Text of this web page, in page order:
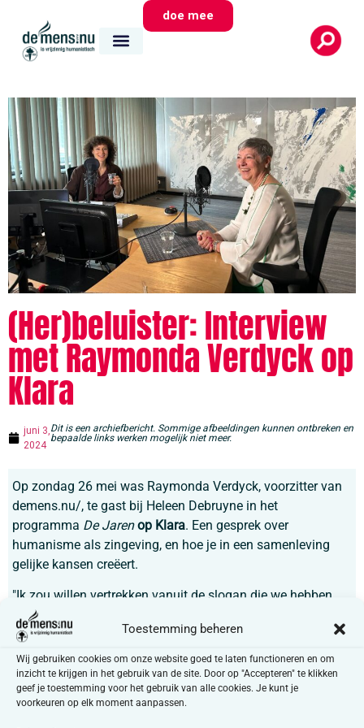
Toestemming beheren
Wij gebruiken cookies om onze website goed te laten functioneren en om
inzicht te krijgen in het gebruik van de site. Door op "Accepteren" te klikken
geef je toestemming voor het gebruik van alle cookies. Je kunt je
voorkeuren op elk moment aanpassen.
doe mee
(Her)beluister: Interview
met Raymonda Verdyck op
Klara
juni 3,
2024
Dit is een archiefbericht. Sommige afbeeldingen kunnen ontbreken en
bepaalde links werken mogelijk niet meer.
Op zondag 26 mei was Raymonda Verdyck, voorzitter van
demens.nu/, te gast bij Heleen Debruyne in het
programma De Jaren op Klara. Een gesprek over
humanisme als zingeving, en hoe je in een samenleving
gelijke kansen creëert.
"Ik zou willen vertrekken vanuit de slogan die we hebben
vanuit demens.nu/: 'Denk voor jezelf, zorg voor elkaar'. Wij
houden zeer sterk vast aan het kritisch denken, we kijken
met een open blik naar de wereld, maar niet alleen vanuit
een individuele benadering. We zijn als mens niet alleen op
de wereld, we zijn humanistisch en dus houden we
rekening met andere mensen in de samenleving. We nemen